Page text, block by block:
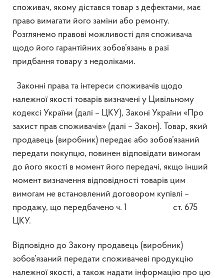
споживач, якому дістався товар з дефектами, має
право вимагати його заміни або ремонту.
Розглянемо правові можливості для споживача
щодо його гарантійних зобов’язань в разі
придбання товару з недоліками.
Законні права та інтереси споживачів щодо
належної якості товарів визначені у Цивільному
кодексі України (далі – ЦКУ), Законі України «Про
захист прав споживачів» (далі – Закон). Товар, який
продавець (виробник) передає або зобов’язаний
передати покупцю, повинен відповідати вимогам
до його якості в момент його передачі, якщо інший
момент визначення відповідності товарів цим
вимогам не встановлений договором купівлі –
продажу, що передбачено ч. 1 ст. 675
ЦКУ.
Відповідно до Закону продавець (виробник)
зобов’язаний передати споживачеві продукцію
належної якості, а також надати інформацію про цю